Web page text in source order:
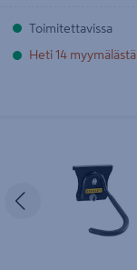
Toimitettavissa
Heti 14 myymälästä
Edellinen